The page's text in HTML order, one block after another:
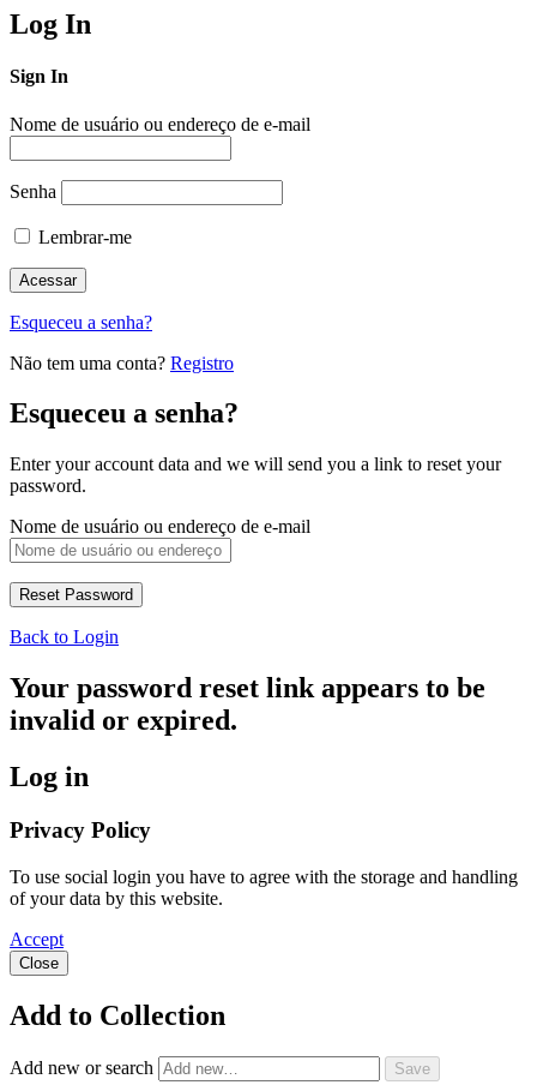
Log In
Sign In
Nome de usuário ou endereço de e-mail
Senha
Lembrar-me
Esqueceu a senha?
Não tem uma conta? Registro
Esqueceu a senha?
Enter your account data and we will send you a link to reset your
password.
Nome de usuário ou endereço de e-mail
Back to Login
Your password reset link appears to be
invalid or expired.
Log in
Privacy Policy
To use social login you have to agree with the storage and handling
of your data by this website.
Accept
Close
Add to Collection
Add new or search